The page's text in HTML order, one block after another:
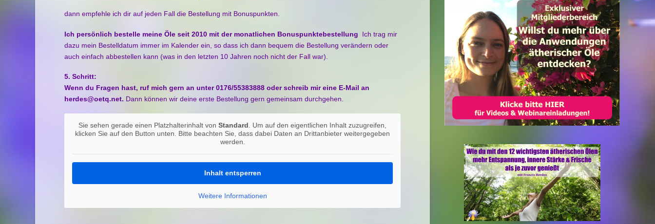
dann empfehle ich dir auf jeden Fall die Bestellung mit Bonuspunkten.
Ich persönlich bestelle meine Öle seit 2010 mit der monatlichen Bonuspunktebestellung Ich trag mir
dazu mein Bestelldatum immer im Kalender ein, so dass ich dann bequem die Bestellung verändern oder
auch einfach abbestellen kann (was in den letzten 10 Jahren noch nicht der Fall war).
5. Schritt:
Wenn du Fragen hast, ruf mich gern an unter 0176/55383888 oder schreib mir eine E-Mail an
herdes@oetq.net. Dann können wir deine erste Bestellung gern gemeinsam durchgehen.
Sie sehen gerade einen Platzhalterinhalt vonStandard. Um auf den eigentlichen Inhalt zuzugreifen,
klicken Sie auf den Button unten. Bitte beachten Sie, dass dabei Daten an Drittanbieter weitergegeben
werden.
Inhalt entsperren
Weitere Informationen